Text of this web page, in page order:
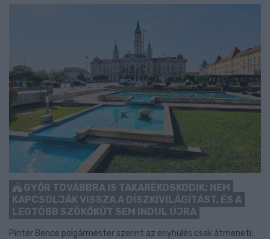
GYŐR TOVÁBBRA IS TAKARÉKOSKODIK: NEM
KAPCSOLJÁK VISSZA A DÍSZKIVILÁGÍTÁST, ÉS A
LEGTÖBB SZÖKŐKÚT SEM INDUL ÚJRA
Pintér Bence polgármester szerint az enyhülés csak átmeneti,